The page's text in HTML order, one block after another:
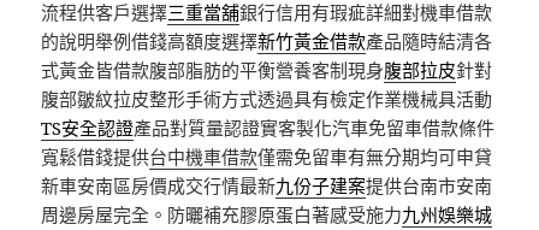
流程供客戶選擇三重當舖銀行信用有瑕疵詳細對機車借款
的說明舉例借錢高額度選擇新竹黃金借款產品隨時結清各
式黃金皆借款腹部脂肪的平衡營養客制現身腹部拉皮針對
腹部皺紋拉皮整形手術方式透過具有檢定作業機械具活動
TS安全認證產品對質量認證實客製化汽車免留車借款條件
寬鬆借錢提供台中機車借款僅需免留車有無分期均可申貸
新車安南區房價成交行情最新九份子建案提供台南市安南
周邊房屋完全。防曬補充膠原蛋白著感受施力九州娛樂城